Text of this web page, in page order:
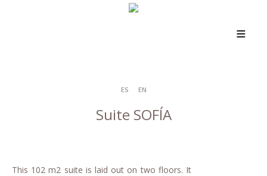
ES EN
Suite SOFÍA
This 102 m2 suite is laid out on two floors. It